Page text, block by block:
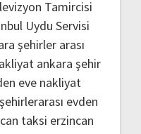
Tamircisi
Uydu Servisi
şehirler arası
ankara şehir
eve nakliyat
şehirlerarası evden
taksi erzincan